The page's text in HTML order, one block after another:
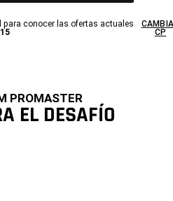
conocer las ofertas actuales
CP
PROMASTER
EL DESAFÍO